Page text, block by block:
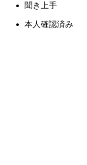
聞き上手
本人確認済み